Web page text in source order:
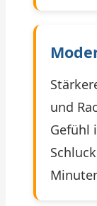
und
Gefühl